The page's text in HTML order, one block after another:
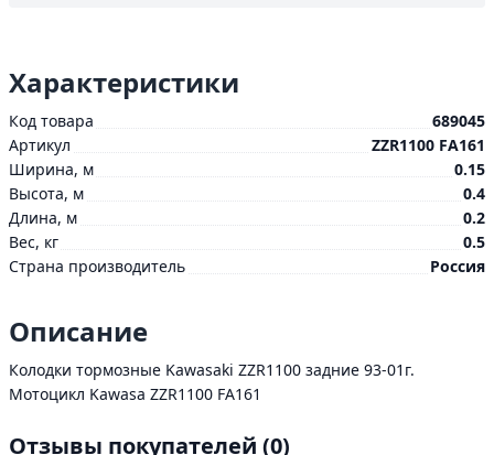
Характеристики
Код товара
689045
Артикул
ZZR1100 FA161
Ширина, м
0.15
Высота, м
0.4
Длина, м
0.2
Вес, кг
0.5
Страна производитель
Россия
Описание
Колодки тормозные Kawasaki ZZR1100 задние 93-01г.
Мотоцикл Kawasa ZZR1100 FA161
Отзывы покупателей (0)